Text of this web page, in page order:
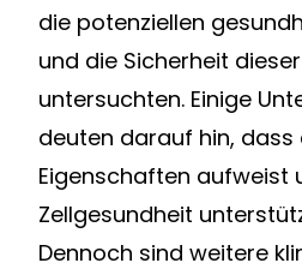
die potenziellen
und die Sicherheit
untersuchten. Einige
deuten darauf hin,
Eigenschaften aufweist
Zellgesundheit
Dennoch sind weitere